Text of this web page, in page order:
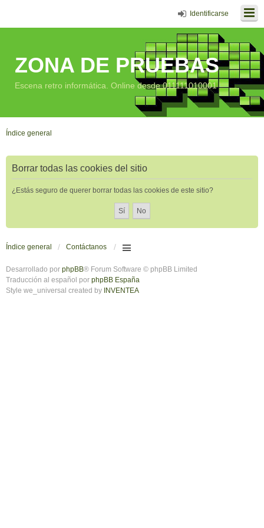
Identificarse
ZONA DE PRUEBAS
Escena retro informática. Online desde 011111010001
Índice general
Borrar todas las cookies del sitio
¿Estás seguro de querer borrar todas las cookies de este sitio?
Índice general Contáctanos
Desarrollado por phpBB® Forum Software © phpBB Limited
Traducción al español por phpBB España
Style we_universal created by INVENTEA